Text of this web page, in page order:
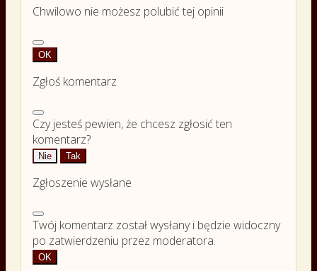
Chwilowo nie możesz polubić tej opinii
OK
Zgłoś komentarz
Czy jesteś pewien, że chcesz zgłosić ten
komentarz?
Nie Tak
Zgłoszenie wysłane
Twój komentarz został wysłany i będzie widoczny
po zatwierdzeniu przez moderatora.
OK